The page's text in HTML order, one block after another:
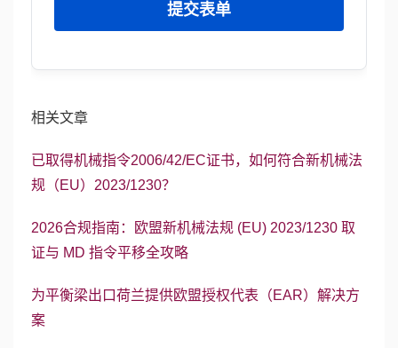
提交表单
相关文章
已取得机械指令2006/42/EC证书，如何符合新机械法
规（EU）2023/1230？
2026合规指南：欧盟新机械法规 (EU) 2023/1230 取
证与 MD 指令平移全攻略
为平衡梁出口荷兰提供欧盟授权代表（EAR）解决方
案